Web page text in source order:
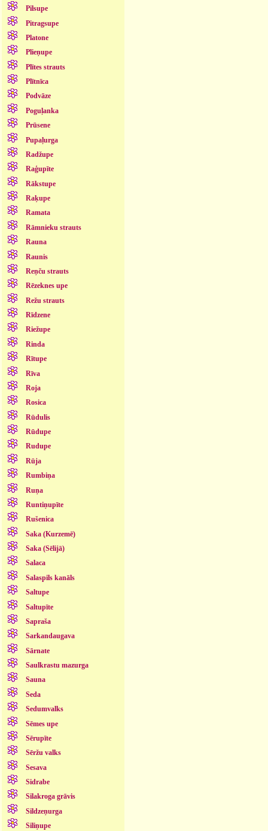
Pilsupe
Pitragsupe
Platone
Plieņupe
Plītes strauts
Plītnīca
Podvāze
Poguļanka
Prūsene
Pupaļurga
Radžupe
Raģupīte
Rākstupe
Raķupe
Ramata
Rāmnieku strauts
Rauna
Raunis
Reņču strauts
Rēzeknes upe
Režu strauts
Rīdzene
Riežupe
Rinda
Rītupe
Rīva
Roja
Rosica
Rūdulis
Rūdupe
Rudupe
Rūja
Rumbiņa
Ruņa
Runtiņupīte
Rušenica
Saka (Kurzemē)
Saka (Sēlijā)
Salaca
Salaspils kanāls
Saltupe
Saltupīte
Sapraša
Sarkandaugava
Sārnate
Saulkrastu mazurga
Sauna
Seda
Sedumvalks
Sēmes upe
Sērupīte
Sēržu valks
Sesava
Sidrabe
Silakroga grāvis
Sildzeņurga
Siliņupe